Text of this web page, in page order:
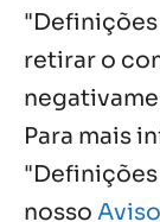
retirar o
Para mais
"Definições
nosso
Agosto,